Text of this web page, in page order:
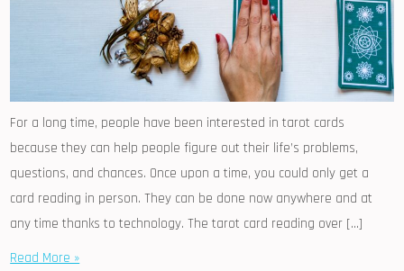
For a long time, people have been interested in tarot cards
because they can help people figure out their life’s problems,
questions, and chances. Once upon a time, you could only get a
card reading in person. They can be done now anywhere and at
any time thanks to technology. The tarot card reading over […]
Read More »